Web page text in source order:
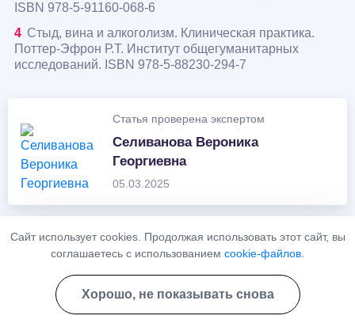
ISBN 978-5-91160-068-6
Стыд, вина и алкоголизм. Клиническая практика.
Поттер-Эфрон Р.Т. Институт общегуманитарных
исследований. ISBN 978-5-88230-294-7
Статья проверена экспертом
Селиванова Вероника
Георгиевна
05.03.2025
Ответы на часто задаваемые
вопросы
Сайт использует cookies. Продолжая использовать этот сайт, вы
соглашаетесь с использованием cookie-файлов
Хорошо, не показывать снова